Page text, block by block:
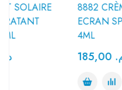
8882 CRÈME DE JOUR
ECRAN SPF50+ OPALE